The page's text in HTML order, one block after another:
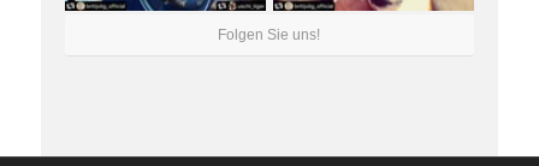
Folgen Sie uns!